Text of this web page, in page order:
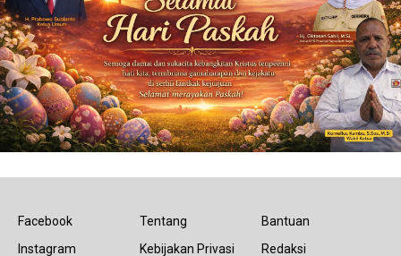
Facebook
Instagram
Tentang
Kebijakan Privasi
Bantuan
Redaksi